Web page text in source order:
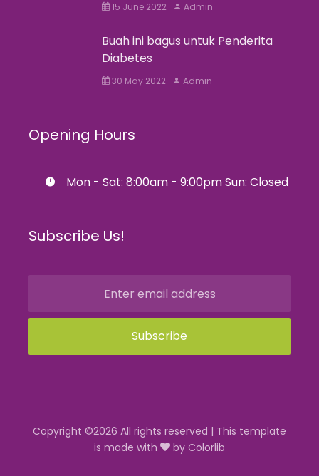
15 June 2022 Admin
Buah ini bagus untuk Penderita
Diabetes
30 May 2022 Admin
Opening Hours
Mon - Sat: 8:00am - 9:00pm Sun: Closed
Subscribe Us!
Copyright ©2026 All rights reserved | This template
is made with
by Colorlib